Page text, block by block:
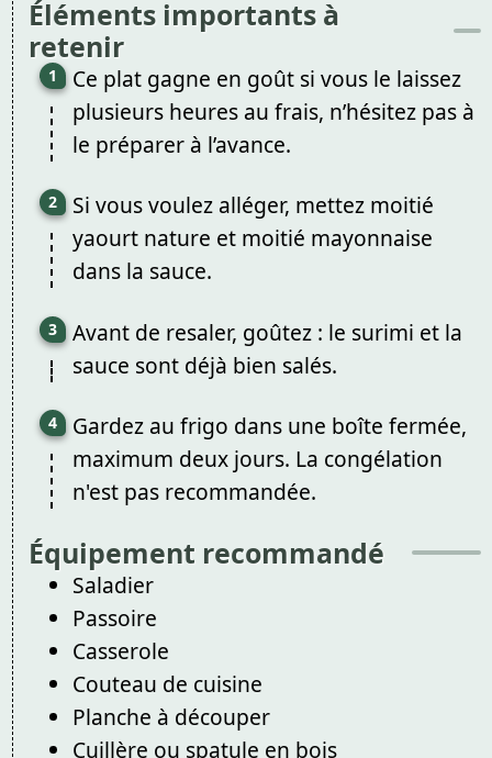
Éléments importants à
retenir
Ce plat gagne en goût si vous le laissez
plusieurs heures au frais, n’hésitez pas à
le préparer à l’avance.
Si vous voulez alléger, mettez moitié
yaourt nature et moitié mayonnaise
dans la sauce.
Avant de resaler, goûtez : le surimi et la
sauce sont déjà bien salés.
Gardez au frigo dans une boîte fermée,
maximum deux jours. La congélation
n'est pas recommandée.
Équipement recommandé
Saladier
Passoire
Casserole
Couteau de cuisine
Planche à découper
Cuillère ou spatule en bois